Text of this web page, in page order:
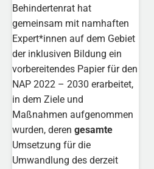
Behindertenrat hat
gemeinsam mit namhaften
Expert*innen auf dem Gebiet
der inklusiven Bildung ein
vorbereitendes Papier für den
NAP 2022 – 2030 erarbeitet,
in dem Ziele und
Maßnahmen aufgenommen
wurden, deren gesamte
Umsetzung für die
Umwandlung des derzeit